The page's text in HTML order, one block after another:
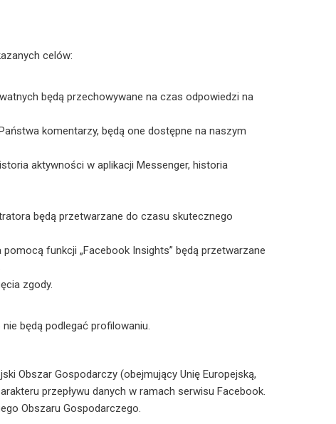
celów:
będą przechowywane na czas odpowiedzi na
komentarzy, będą one dostępne na naszym
aktywności w aplikacji Messenger, historia
będą przetwarzane do czasu skutecznego
funkcji „Facebook Insights” będą przetwarzane
zgody.
będą podlegać profilowaniu.
Obszar Gospodarczy (obejmujący Unię Europejską,
przepływu danych w ramach serwisu Facebook.
Obszaru Gospodarczego.